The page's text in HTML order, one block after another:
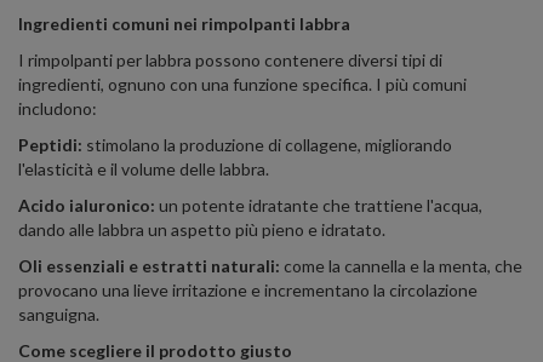
Ingredienti comuni nei rimpolpanti labbra
I rimpolpanti per labbra possono contenere diversi tipi di
ingredienti, ognuno con una funzione specifica. I più comuni
includono:
Peptidi: stimolano la produzione di collagene, migliorando
l'elasticità e il volume delle labbra.
Acido ialuronico: un potente idratante che trattiene l'acqua,
dando alle labbra un aspetto più pieno e idratato.
Oli essenziali e estratti naturali: come la cannella e la menta, che
provocano una lieve irritazione e incrementano la circolazione
sanguigna.
Come scegliere il prodotto giusto